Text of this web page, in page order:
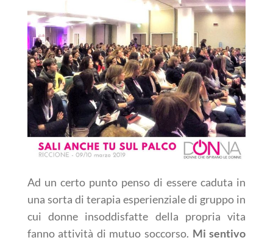
Ad un certo punto penso di essere caduta in
una sorta di terapia esperienziale di gruppo in
cui donne insoddisfatte della propria vita
fanno attività di mutuo soccorso. Mi sentivo